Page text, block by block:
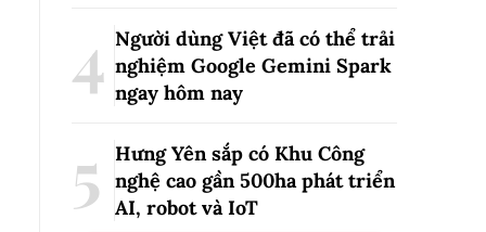
Người dùng Việt đã có thể trải
nghiệm Google Gemini Spark
ngay hôm nay
Hưng Yên sắp có Khu Công
nghệ cao gần 500ha phát triển
AI, robot và IoT